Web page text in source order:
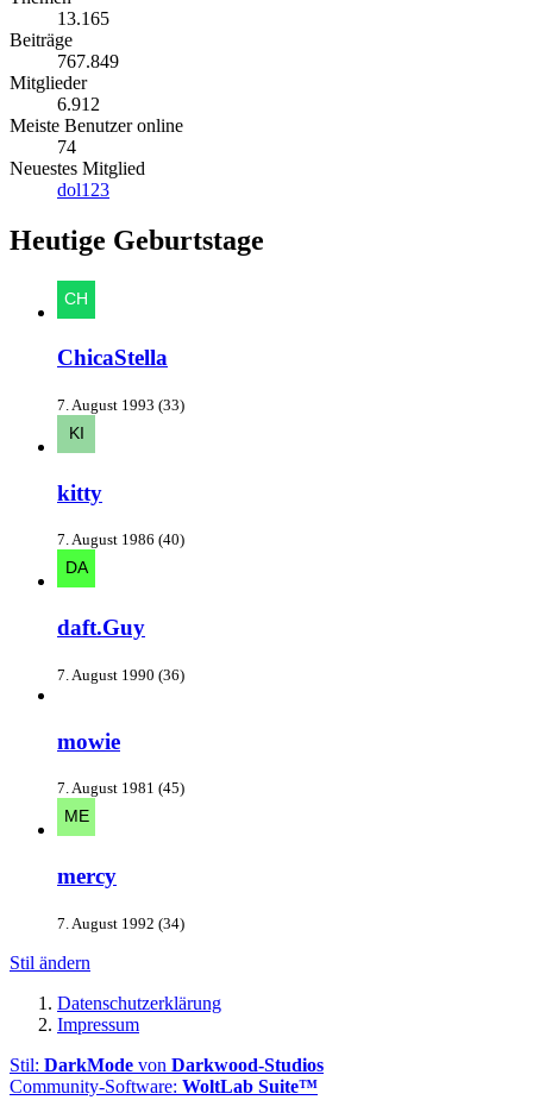
13.165
Beiträge
767.849
Mitglieder
6.912
Meiste Benutzer online
74
Neuestes Mitglied
dol123
Heutige Geburtstage
ChicaStella
7. August 1993 (33)
kitty
7. August 1986 (40)
daft.Guy
7. August 1990 (36)
mowie
7. August 1981 (45)
mercy
7. August 1992 (34)
Stil ändern
Datenschutzerklärung
Impressum
Stil: DarkMode von Darkwood-Studios
Community-Software: WoltLab Suite™